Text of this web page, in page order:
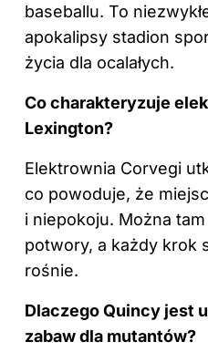
baseballu. To
apokalipsy stadion
życia dla ocalałych.
Co charakteryzuje
Lexington?
Elektrownia Corvegi
co powoduje, że
i niepokoju. Można
potwory, a każdy krok
rośnie.
Dlaczego Quincy jest
zabaw dla mutantów?